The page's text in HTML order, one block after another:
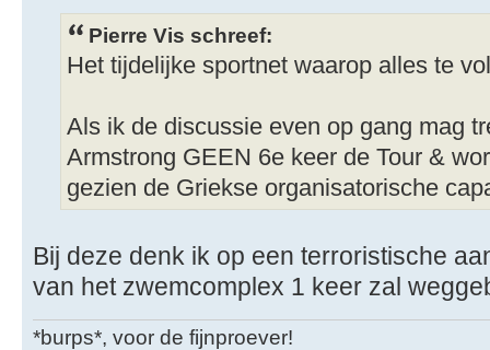
Pierre Vis schreef:
Het tijdelijke sportnet waarop alles te
Als ik de discussie even op gang mag
Armstrong GEEN 6e keer de Tour &
gezien de Griekse organisatorische
Bij deze denk ik op een terroristische
van het zwemcomplex 1 keer zal
*burps*, voor de fijnproever!